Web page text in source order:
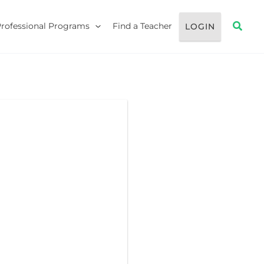
Programs Find a Teacher LOGIN